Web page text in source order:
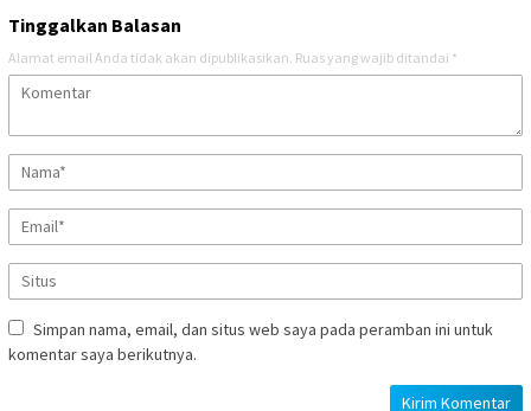
Tinggalkan Balasan
Alamat email Anda tidak akan dipublikasikan. Ruas yang wajib ditandai *
Simpan nama, email, dan situs web saya pada peramban ini untuk
komentar saya berikutnya.